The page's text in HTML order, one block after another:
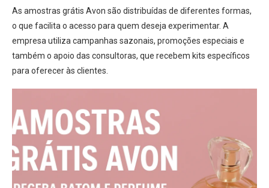
As amostras grátis Avon são distribuídas de diferentes formas,
o que facilita o acesso para quem deseja experimentar. A
empresa utiliza campanhas sazonais, promoções especiais e
também o apoio das consultoras, que recebem kits específicos
para oferecer às clientes.